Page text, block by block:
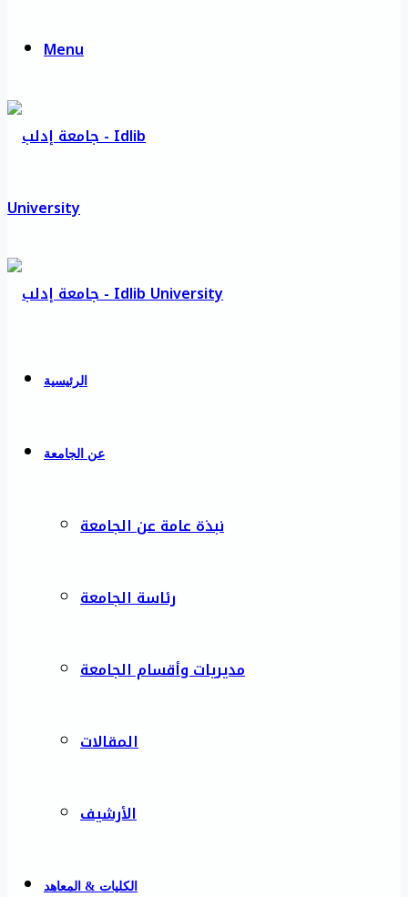
Menu
الرئيسية
عن الجامعة
نبذة عامة عن الجامعة
رئاسة الجامعة
مديريات وأقسام الجامعة
المقالات
الأرشيف
الكليات & المعاهد